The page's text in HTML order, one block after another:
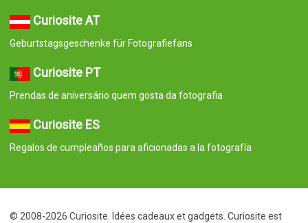
Curiosite AT
Geburtstagsgeschenke für Fotografiefans
Curiosite PT
Prendas de aniversário quem gosta da fotografia
Curiosite ES
Regalos de cumpleaños para aficionadas a la fotografía
© 2008-2026 Curiosite. Idées cadeaux et gadgets. Curiosite est